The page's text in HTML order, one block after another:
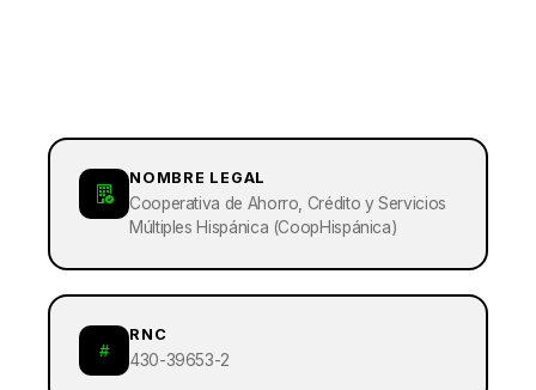
NOMBRE LEGAL
Cooperativa de Ahorro, Crédito y Servicios
Múltiples Hispánica (CoopHispánica)
RNC
430-39653-2